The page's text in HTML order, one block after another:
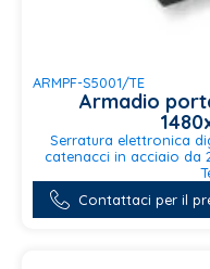
ARMPF-S5001/TE
Armadio
Serratura elettronica
catenacci in acciaio da
Contattaci per il